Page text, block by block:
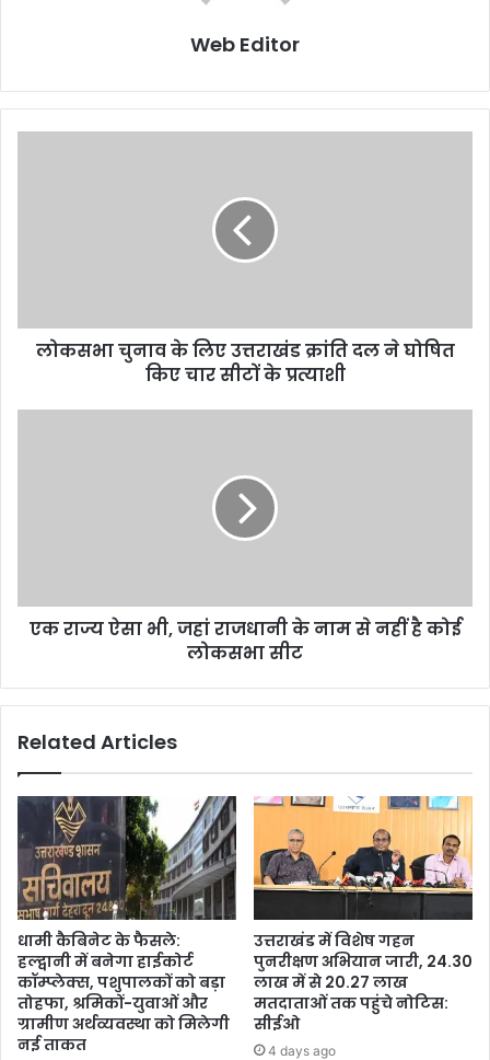
Web Editor
लोकसभा चुनाव के लिए उत्तराखंड क्रांति दल ने घोषित
किए चार सीटों के प्रत्याशी
एक राज्य ऐसा भी, जहां राजधानी के नाम से नहीं है कोई
लोकसभा सीट
Related Articles
धामी कैबिनेट के फैसले:
हल्द्वानी में बनेगा हाईकोर्ट
कॉम्प्लेक्स, पशुपालकों को बड़ा
तोहफा, श्रमिकों-युवाओं और
ग्रामीण अर्थव्यवस्था को मिलेगी
नई ताकत
उत्तराखंड में विशेष गहन
पुनरीक्षण अभियान जारी, 24.30
लाख में से 20.27 लाख
मतदाताओं तक पहुंचे नोटिस:
सीईओ
4 days ago